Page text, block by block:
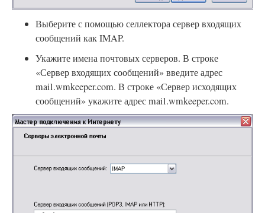
Выберите с помощью селлектора сервер входящих
сообщений как IMAP.
Укажите имена почтовых серверов. В строке
«Сервер входящих сообщений» введите адрес
mail.wmkeeper.com. В строке «Сервер исходящих
сообщений» укажите адрес mail.wmkeeper.com.